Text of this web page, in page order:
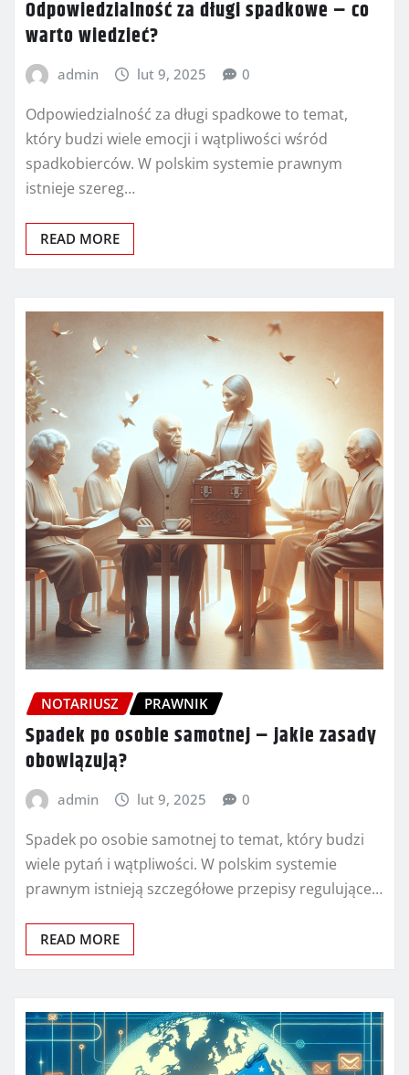
Odpowiedzialność za długi spadkowe – co
warto wiedzieć?
admin lut 9, 2025 0
Odpowiedzialność za długi spadkowe to temat,
który budzi wiele emocji i wątpliwości wśród
spadkobierców. W polskim systemie prawnym
istnieje szereg…
READ MORE
NOTARIUSZ PRAWNIK
Spadek po osobie samotnej – jakie zasady
obowiązują?
admin lut 9, 2025 0
Spadek po osobie samotnej to temat, który budzi
wiele pytań i wątpliwości. W polskim systemie
prawnym istnieją szczegółowe przepisy regulujące…
READ MORE